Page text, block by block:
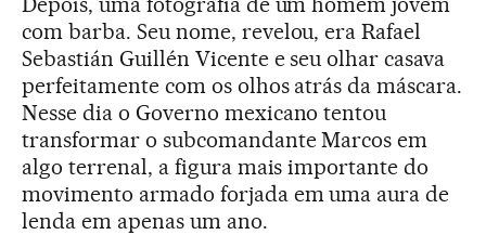
com barba. Seu nome, revelou, era Rafael
Sebastián Guillén Vicente e seu olhar casava
perfeitamente com os olhos atrás da máscara.
Nesse dia o Governo mexicano tentou
transformar o subcomandante Marcos em
algo terrenal, a figura mais importante do
movimento armado forjada em uma aura de
lenda em apenas um ano.